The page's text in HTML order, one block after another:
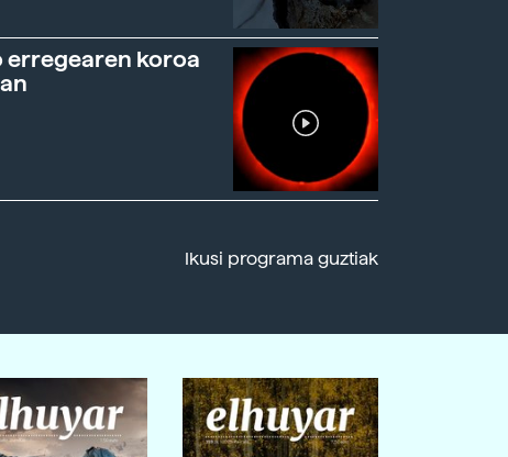
erregearen koroa
Ikusi programa guztiak